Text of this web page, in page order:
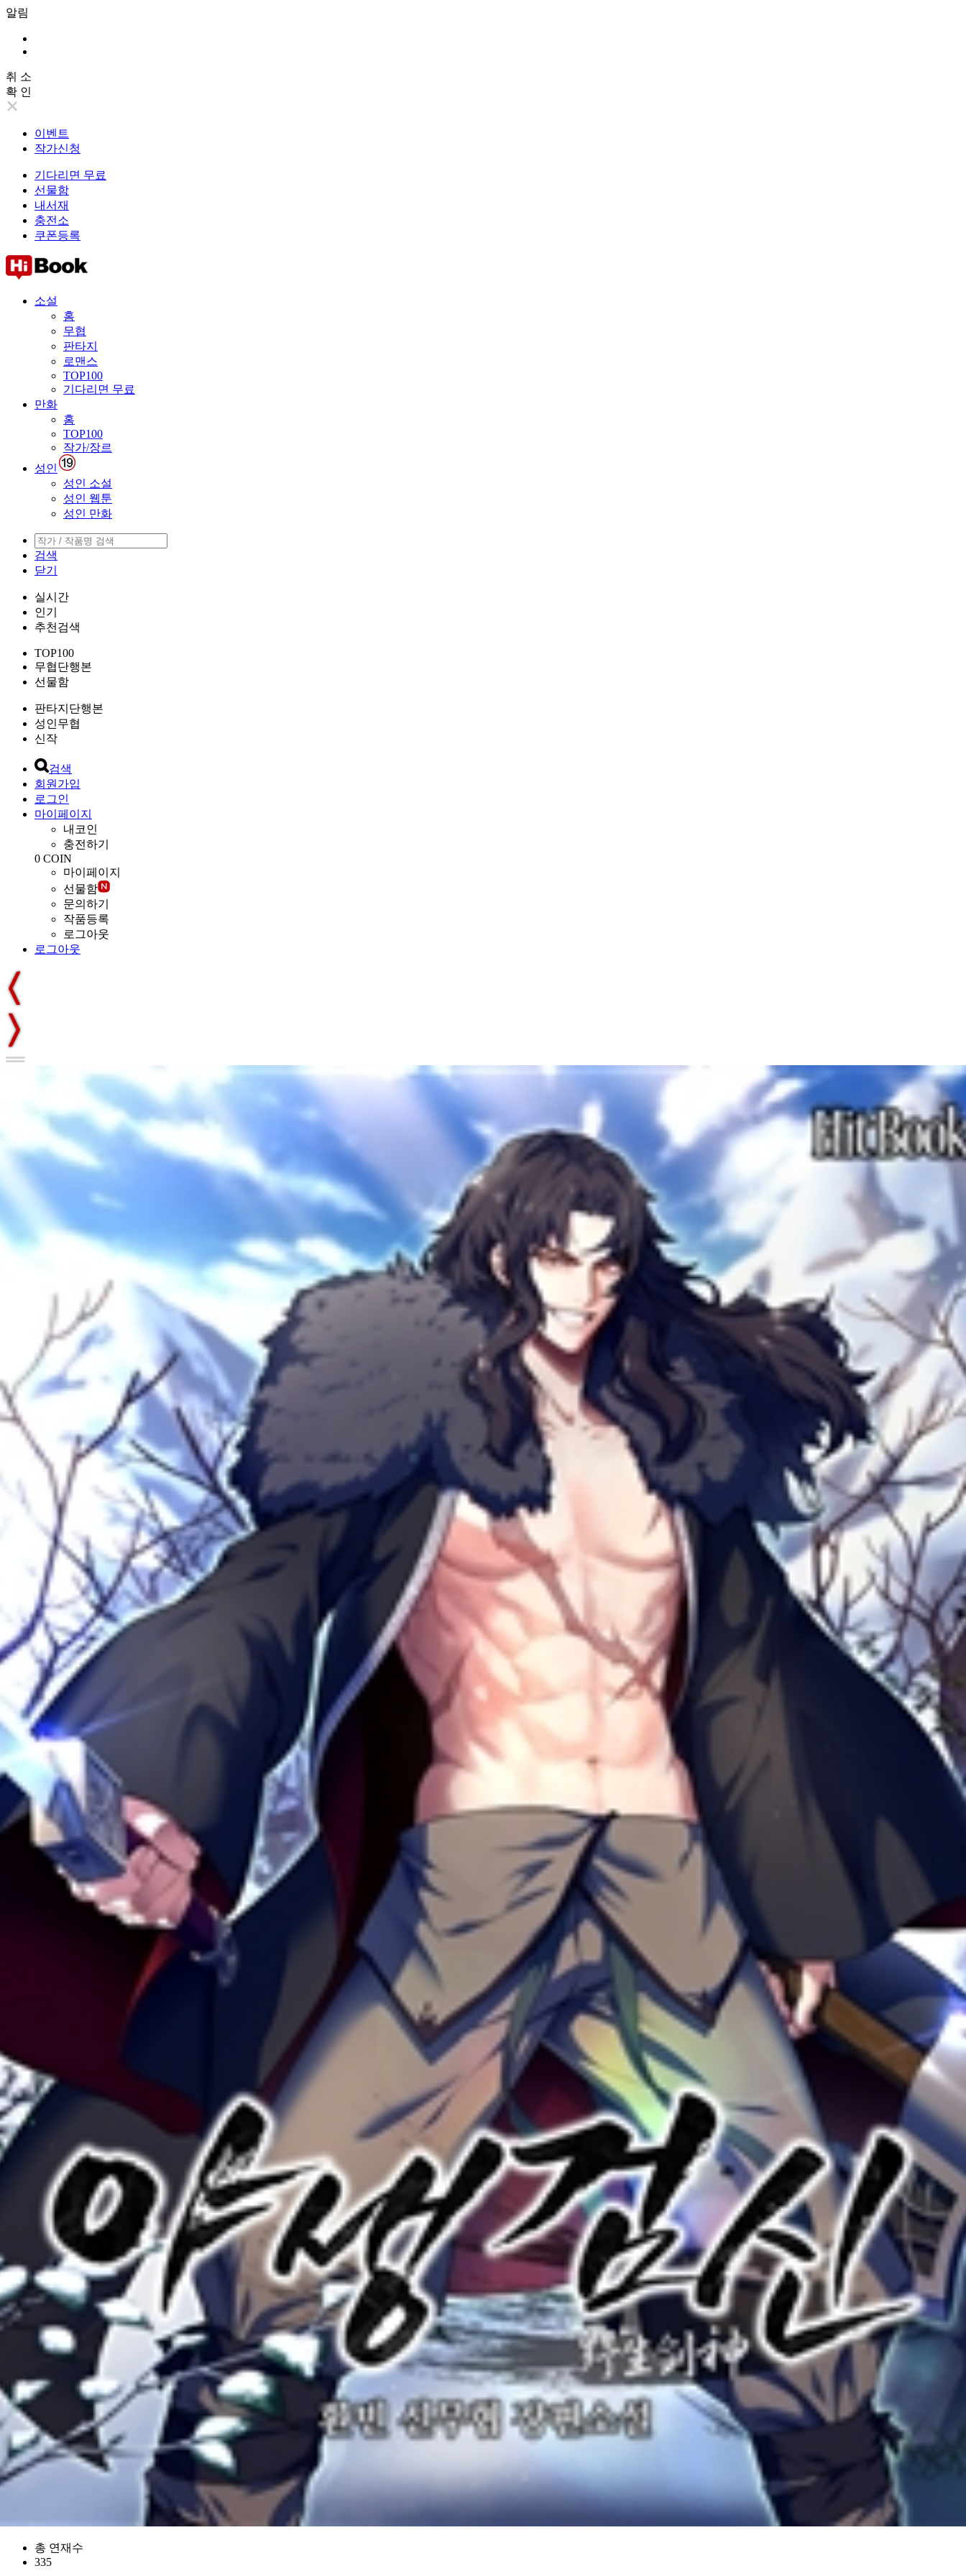
알림
취 소
확 인
이벤트
작가신청
기다리면 무료
선물함
내서재
충전소
쿠폰등록
소설
홈
무협
판타지
로맨스
TOP100
기다리면 무료
만화
홈
TOP100
작가/장르
성인
성인 소설
성인 웹툰
성인 만화
검색
닫기
실시간
인기
추천검색
TOP100
무협단행본
선물함
판타지단행본
성인무협
신작
검색
회원가입
로그인
마이페이지
내코인
충전하기
0 COIN
마이페이지
선물함
문의하기
작품등록
로그아웃
로그아웃
총 연재수
335